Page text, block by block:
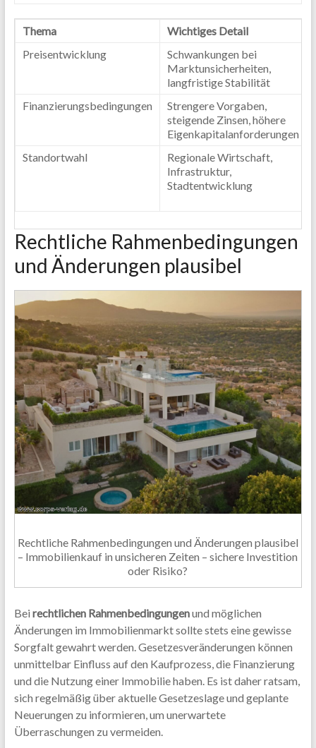
Thema Wichtiges Detail
Preisentwicklung
Schwankungen bei
Marktunsicherheiten,
langfristige Stabilität
Finanzierungsbedingungen
Strengere Vorgaben,
steigende Zinsen, höhere
Eigenkapitalanforderungen
Standortwahl
Regionale Wirtschaft,
Infrastruktur,
Stadtentwicklung
Rechtliche Rahmenbedingungen
und Änderungen plausibel
Rechtliche Rahmenbedingungen und Änderungen plausibel
– Immobilienkauf in unsicheren Zeiten – sichere Investition
oder Risiko?
Bei rechtlichen Rahmenbedingungenund möglichen
Änderungen im Immobilienmarkt sollte stets eine gewisse
Sorgfalt gewahrt werden. Gesetzesveränderungen können
unmittelbar Einfluss auf den Kaufprozess, die Finanzierung
und die Nutzung einer Immobilie haben. Es ist daher ratsam,
sich regelmäßig über aktuelle Gesetzeslage und geplante
Neuerungen zu informieren, um unerwartete
Überraschungen zu vermeiden.